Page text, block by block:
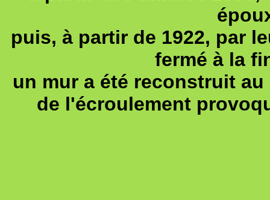
puis, à partir de 1922, par
fermé à la
un mur a été reconstruit
de l'écroulement